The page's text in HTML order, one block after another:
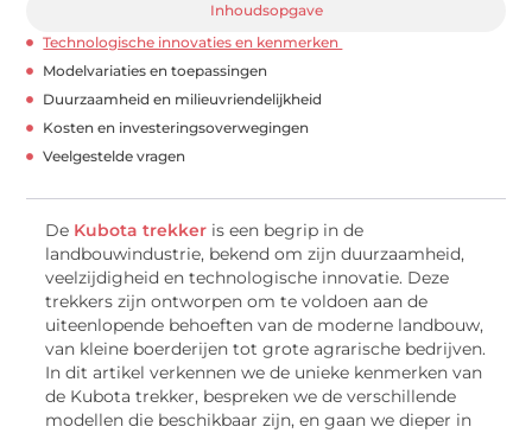
Inhoudsopgave
Technologische innovaties en kenmerken
Modelvariaties en toepassingen
Duurzaamheid en milieuvriendelijkheid
Kosten en investeringsoverwegingen
Veelgestelde vragen
De Kubota trekker is een begrip in de
landbouwindustrie, bekend om zijn duurzaamheid,
veelzijdigheid en technologische innovatie. Deze
trekkers zijn ontworpen om te voldoen aan de
uiteenlopende behoeften van de moderne landbouw,
van kleine boerderijen tot grote agrarische bedrijven.
In dit artikel verkennen we de unieke kenmerken van
de Kubota trekker, bespreken we de verschillende
modellen die beschikbaar zijn, en gaan we dieper in